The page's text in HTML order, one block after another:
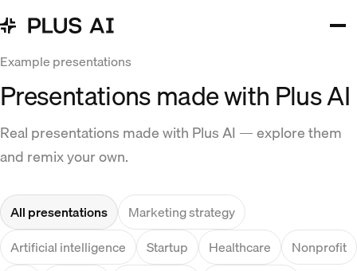
Example presentations
Presentations made with Plus AI
Real presentations made with Plus AI — explore them
and remix your own.
All presentations
Marketing strategy
Artificial intelligence
Startup Healthcare
Nonprofit